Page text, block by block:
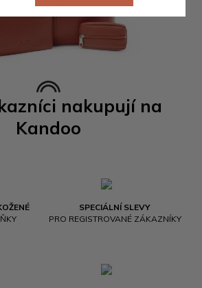
nakupují na
Kandoo
SPECIÁLNÍ SLEVY
PRO REGISTROVANÉ ZÁKAZNÍKY